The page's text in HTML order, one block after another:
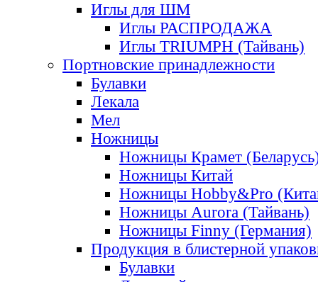
Иглы для ШМ
Иглы РАСПРОДАЖА
Иглы TRIUMPH (Тайвань)
Портновские принадлежности
Булавки
Лекала
Мел
Ножницы
Ножницы Крамет
Ножницы Китай
Ножницы Hobby&Pro
Ножницы Aurora (Тайвань)
Ножницы Finny (Германия)
Продукция в блистерной
Булавки